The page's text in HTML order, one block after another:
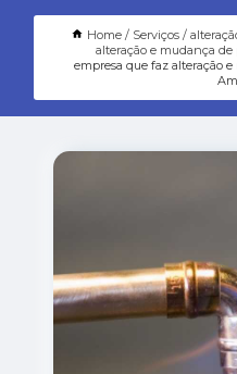
Home Serviços
alteração e mudança
empresa que faz alteração